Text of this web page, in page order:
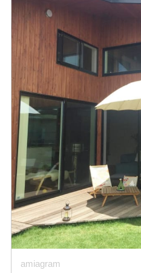
amiagram